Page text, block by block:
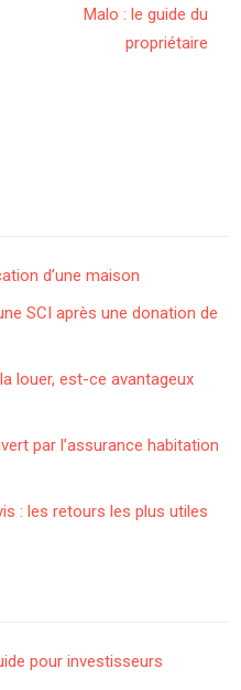
Malo : le guide du
propriétaire
d’une maison
SCI après une donation de
louer, est-ce avantageux
par l’assurance habitation
: les retours les plus utiles
pour investisseurs